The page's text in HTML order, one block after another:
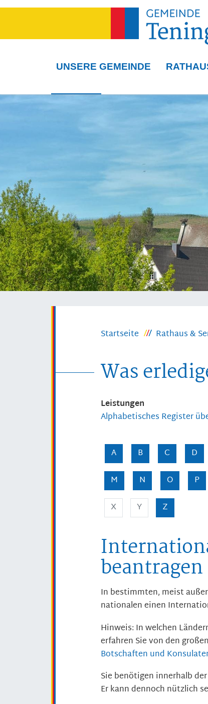
UNSERE GEMEINDE
Startseite Rathaus &
Was
Leistungen
Alphabetisches Register
A B C D
M
N O P
X
Y Z
beantragen
In bestimmten, meist
nationalen einen
Hinweis: In welchen
erfahren Sie von den
Botschaften und
Sie benötigen innerhalb
Er kann dennoch nützlich